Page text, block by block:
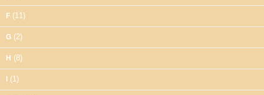
F (11)
G (2)
H (8)
(1)